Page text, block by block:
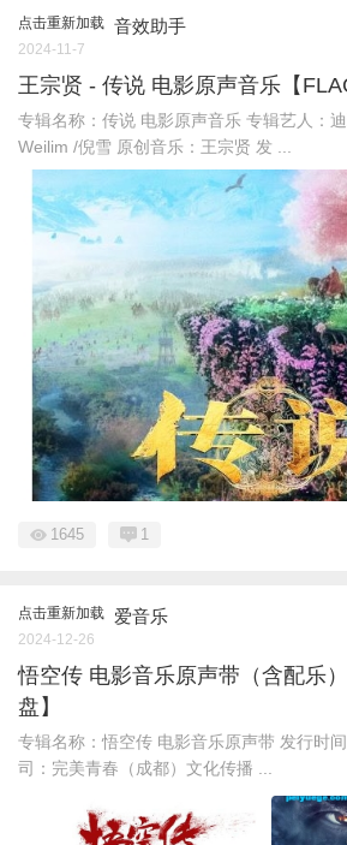
点击重新加载 音效助手
2024-11-7
王宗贤 - 传说 电影原声音乐【
专辑名称：传说 电影原声音乐 专辑艺人：
Weilim /倪雪 原创音乐：王宗贤 发 ...
1645 1
点击重新加载 爱音乐
2024-12-26
悟空传 电影音乐原声带（含配乐
盘】
专辑名称：悟空传 电影音乐原声带 发行时
司：完美青春（成都）文化传播 ...